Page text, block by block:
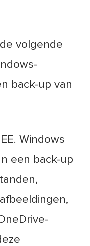
volgende
back-up van
Windows
een back-up